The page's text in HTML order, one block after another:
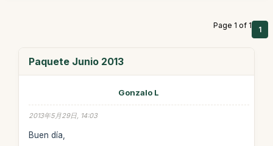
Page 1 of 1 1
Paquete Junio 2013
Gonzalo L
2013年5月29日, 14:03
Buen día,